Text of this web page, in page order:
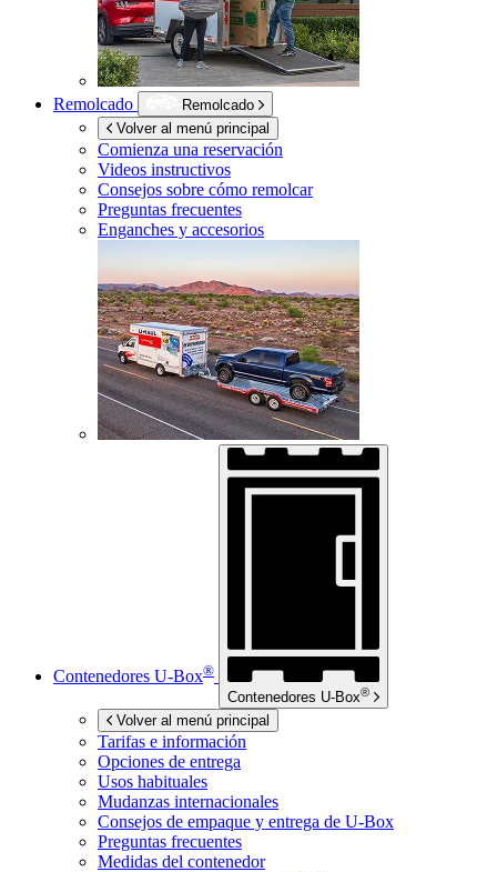
Remolcado
Remolcado
Volver al menú principal
Comienza una reservación
Videos instructivos
Consejos sobre cómo remolcar
Preguntas frecuentes
Enganches y accesorios
Contenedores U-Box®
Contenedores U-Box®
Volver al menú principal
Tarifas e información
Opciones de entrega
Usos habituales
Mudanzas internacionales
Consejos de empaque y entrega de U-Box
Preguntas frecuentes
Medidas del contenedor